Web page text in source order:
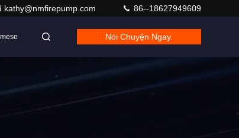
kathy@nmfirepump.com 86--18627949609
Nói Chuyện Ngay.